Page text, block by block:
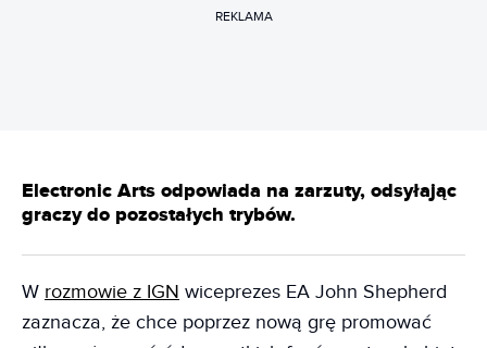
REKLAMA
Electronic Arts odpowiada na zarzuty, odsyłając
graczy do pozostałych trybów.
W rozmowie z IGN wiceprezes EA John Shepherd
zaznacza, że chce poprzez nową grę promować